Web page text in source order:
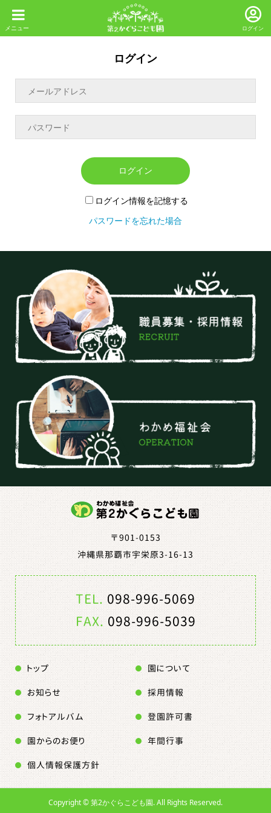
ログイン
ログイン
ログイン
ログイン情報を記憶する
パスワードを忘れた場合
〒901-0153
沖縄県那覇市宇栄原3-16-13
TEL.098-996-5069
FAX.098-996-5039
トップ 園について
園からのお便り
お知らせ 採用情報
年間行事
フォトアルバム 登園許可書
個人情報保護方針
Copyright ©第2かぐらこども園. All Rights Reserved.